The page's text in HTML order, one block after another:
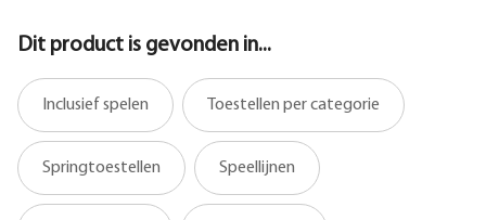
Dit product is gevonden in...
Inclusief spelen Toestellen per categorie
Springtoestellen Speellijnen